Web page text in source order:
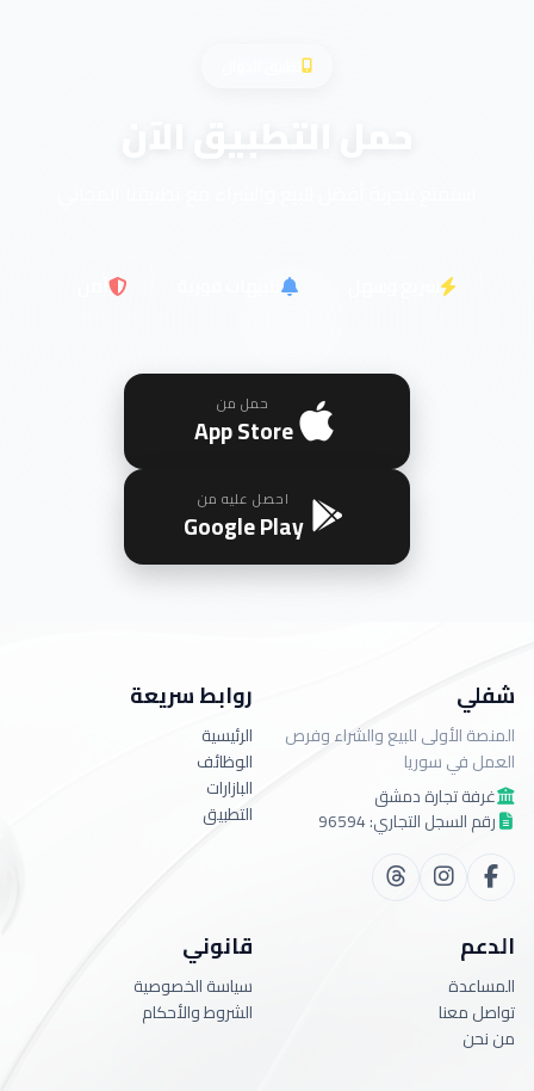
حمل التطبيق الآن
حمل من
App Store
احصل عليه من
Google Play
شفلي
المنصة الأولى للبيع والشراء وفرص
العمل في سوريا
غرفة تجارة دمشق
رقم السجل التجاري: 96594
روابط سريعة
الرئيسية
الوظائف
البازارات
التطبيق
الدعم
المساعدة
تواصل معنا
من نحن
قانوني
سياسة الخصوصية
الشروط والأحكام